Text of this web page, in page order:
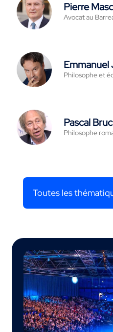
Pierre
Avocat au
Emmanuel
Philosophe et
Pascal
Philosophe
Toutes les